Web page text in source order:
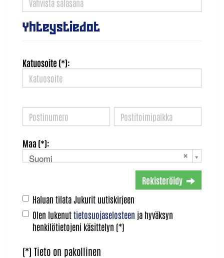
Yhteystiedot
Katuosoite (*):
Maa (*):
Suomi
Rekisteröidy
Haluan tilata Jukurit uutiskirjeen
Olen lukenuttietosuojaselosteen ja hyväksyn
henkilötietojeni käsittelyn (*)
(*) Tieto on pakollinen